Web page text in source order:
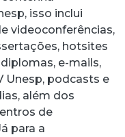
isso inclui
videoconferências,
hotsites
e-mails,
Unesp, podcasts e
além dos
de
para a